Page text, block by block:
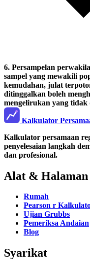
6. Persampelan
sampel yang mewakili
kemudahan, julat
ditinggalkan boleh
mengelirukan yang tidak
Kalkulator
Kalkulator persamaan
penyelesaian langkah
dan profesional.
Alat & Halaman
Rumah
Pearson r
Ujian Grubbs
Pemeriksa Andaian
Blog
Syarikat